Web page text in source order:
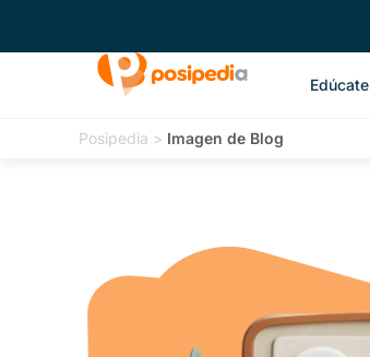
Edúcate
Posipedia > Imagen de Blog